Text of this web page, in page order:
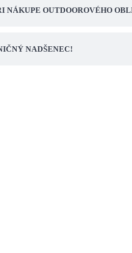
NÁKUPE OUTDOOROVÉHO
NADŠENEC!